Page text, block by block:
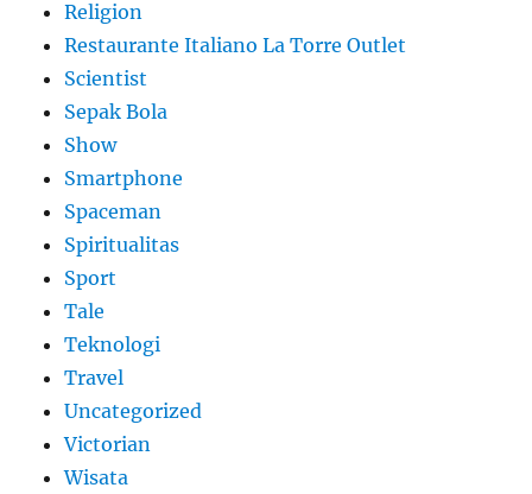
Religion
Restaurante Italiano La Torre Outlet
Scientist
Sepak Bola
Show
Smartphone
Spaceman
Spiritualitas
Sport
Tale
Teknologi
Travel
Uncategorized
Victorian
Wisata